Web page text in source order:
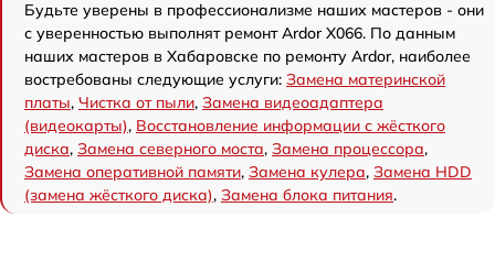
Будьте уверены в профессионализме наших мастеров - они
с уверенностью выполнят ремонт Ardor X066. По данным
наших мастеров в Хабаровске по ремонту Ardor, наиболее
востребованы следующие услуги: Замена материнской
платы, Чистка от пыли, Замена видеоадаптера
(видеокарты), Восстановление информации с жёсткого
диска, Замена северного моста, Замена процессора,
Замена оперативной памяти, Замена кулера, Замена HDD
(замена жёсткого диска), Замена блока питания.